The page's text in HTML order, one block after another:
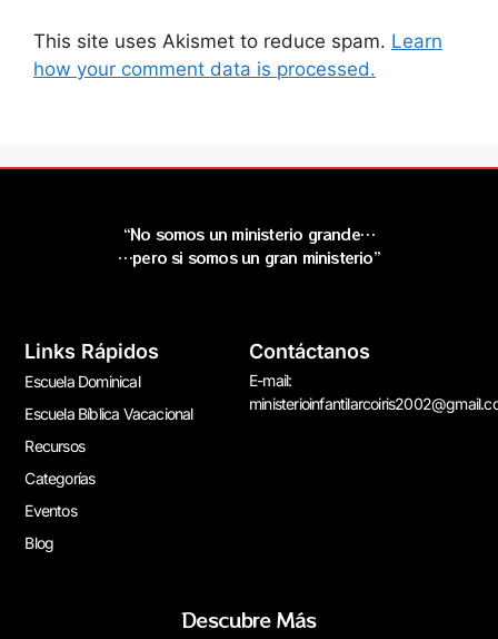
This site uses Akismet to reduce spam. Learn
how your comment data is processed.
“No somos un ministerio grande…
…pero si somos un gran ministerio”
Links Rápidos
Escuela Dominical
Escuela Bíblica Vacacional
Recursos
Categorías
Eventos
Blog
Contáctanos
E-mail:
Descubre Más